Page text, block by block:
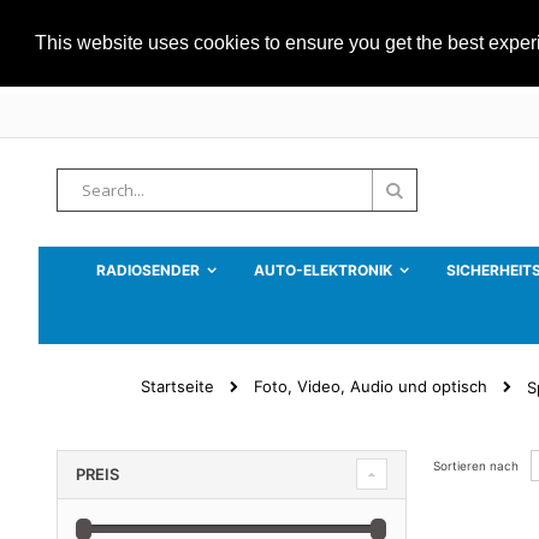
This website uses cookies to ensure you get the best
Suche
RADIOSENDER AUTO-ELEKTRONIK
Startseite Foto, Video, Audio und optisch
Sortieren nach
PREIS